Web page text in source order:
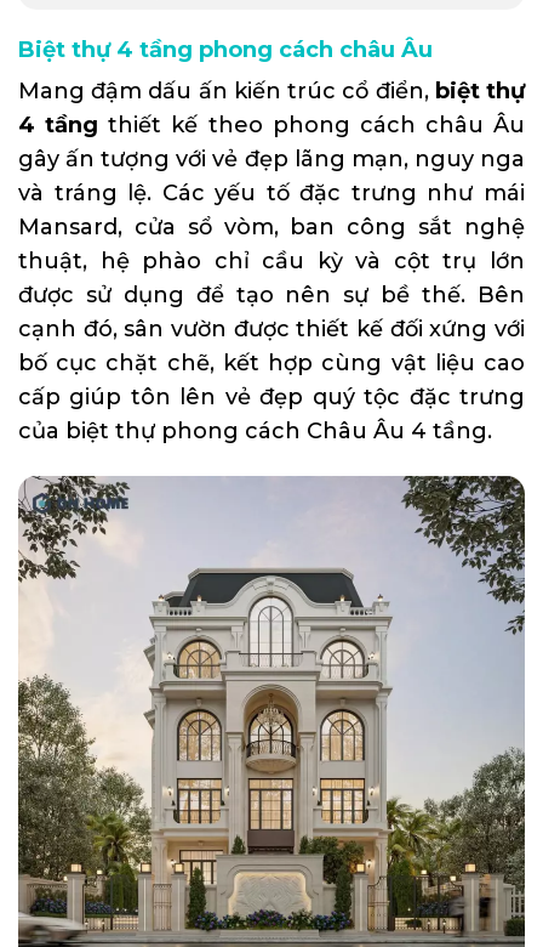
Biệt thự 4 tầng phong cách châu Âu
Mang đậm dấu ấn kiến trúc cổ điển, biệt thự
4 tầng thiết kế theo phong cách châu Âu
gây ấn tượng với vẻ đẹp lãng mạn, nguy nga
và tráng lệ. Các yếu tố đặc trưng như mái
Mansard, cửa sổ vòm, ban công sắt nghệ
thuật, hệ phào chỉ cầu kỳ và cột trụ lớn
được sử dụng để tạo nên sự bề thế. Bên
cạnh đó, sân vườn được thiết kế đối xứng với
bố cục chặt chẽ, kết hợp cùng vật liệu cao
cấp giúp tôn lên vẻ đẹp quý tộc đặc trưng
của biệt thự phong cách Châu Âu 4 tầng.